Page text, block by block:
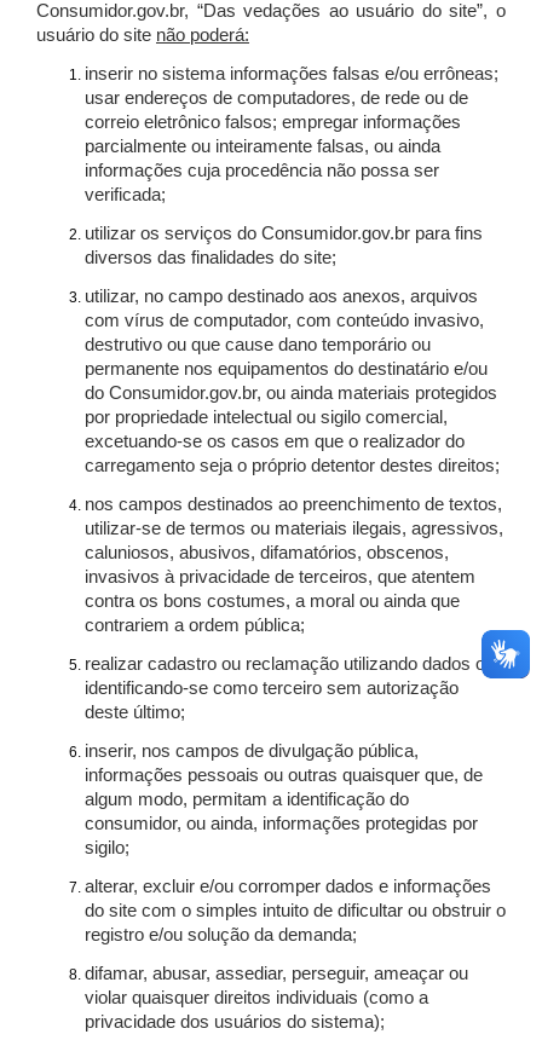
Consumidor.gov.br, “Das vedações ao usuário do site”, o
usuário do site não poderá:
inserir no sistema informações falsas e/ou errôneas;
usar endereços de computadores, de rede ou de
correio eletrônico falsos; empregar informações
parcialmente ou inteiramente falsas, ou ainda
informações cuja procedência não possa ser
verificada;
utilizar os serviços do Consumidor.gov.br para fins
diversos das finalidades do site;
utilizar, no campo destinado aos anexos, arquivos
com vírus de computador, com conteúdo invasivo,
destrutivo ou que cause dano temporário ou
permanente nos equipamentos do destinatário e/ou
do Consumidor.gov.br, ou ainda materiais protegidos
por propriedade intelectual ou sigilo comercial,
excetuando-se os casos em que o realizador do
carregamento seja o próprio detentor destes direitos;
nos campos destinados ao preenchimento de textos,
utilizar-se de termos ou materiais ilegais, agressivos,
caluniosos, abusivos, difamatórios, obscenos,
invasivos à privacidade de terceiros, que atentem
contra os bons costumes, a moral ou ainda que
contrariem a ordem pública;
realizar cadastro ou reclamação utilizando dados ou
identificando-se como terceiro sem autorização
deste último;
inserir, nos campos de divulgação pública,
informações pessoais ou outras quaisquer que, de
algum modo, permitam a identificação do
consumidor, ou ainda, informações protegidas por
sigilo;
alterar, excluir e/ou corromper dados e informações
do site com o simples intuito de dificultar ou obstruir o
registro e/ou solução da demanda;
difamar, abusar, assediar, perseguir, ameaçar ou
violar quaisquer direitos individuais (como a
privacidade dos usuários do sistema);